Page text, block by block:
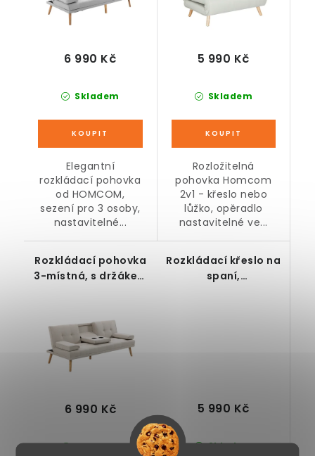
Skladem
6 990 Kč
Elegantní
rozkládací pohovka
od HOMCOM,
sezení pro 3 osoby,
nastavitelné...
Skladem
5 990 Kč
Rozložitelná
pohovka Homcom
2v1 - křeslo nebo
lůžko, opěradlo
nastavitelné ve...
Rozkládací pohovka
3-místná, s držákem
béžová, 181 x 77 x 78
cm
Skladem
6 990 Kč
Rozkládací křeslo na
spaní,
Skladem
5 990 Kč